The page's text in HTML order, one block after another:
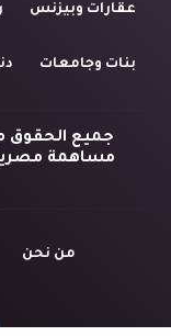
عقارات وبيزنس
بنات وجامعات
جميع الحقوق
مساهمة
من نحن